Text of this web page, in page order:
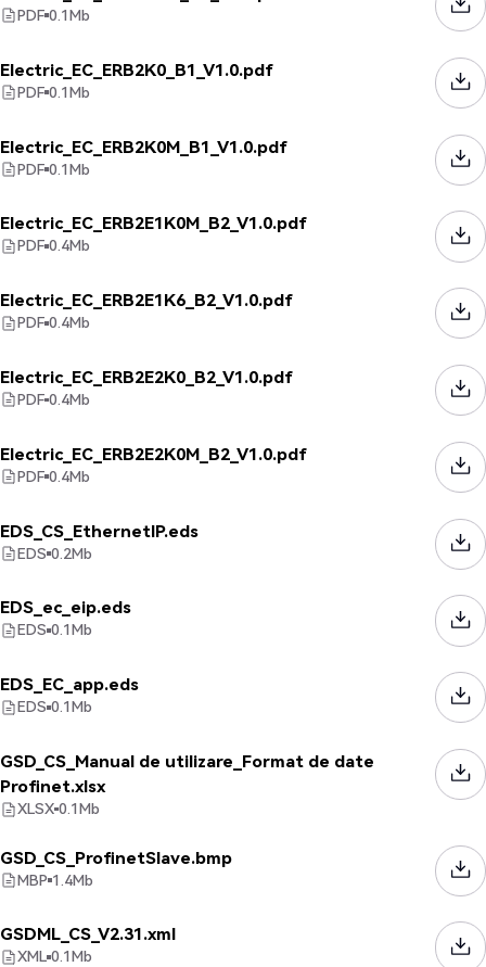
PDF 0.1Mb
Electric_EC_ERB2K0_B1_V1.0.pdf
PDF 0.1Mb
Electric_EC_ERB2K0M_B1_V1.0.pdf
PDF 0.1Mb
Electric_EC_ERB2E1K0M_B2_V1.0.pdf
PDF 0.4Mb
Electric_EC_ERB2E1K6_B2_V1.0.pdf
PDF 0.4Mb
Electric_EC_ERB2E2K0_B2_V1.0.pdf
PDF 0.4Mb
Electric_EC_ERB2E2K0M_B2_V1.0.pdf
PDF 0.4Mb
EDS_CS_EthernetIP.eds
EDS 0.2Mb
EDS_ec_eip.eds
EDS 0.1Mb
EDS_EC_app.eds
EDS 0.1Mb
GSD_CS_Manual de utilizare_Format de date
Profinet.xlsx
XLSX 0.1Mb
GSD_CS_ProfinetSlave.bmp
MBP 1.4Mb
GSDML_CS_V2.31.xml
XML 0.1Mb